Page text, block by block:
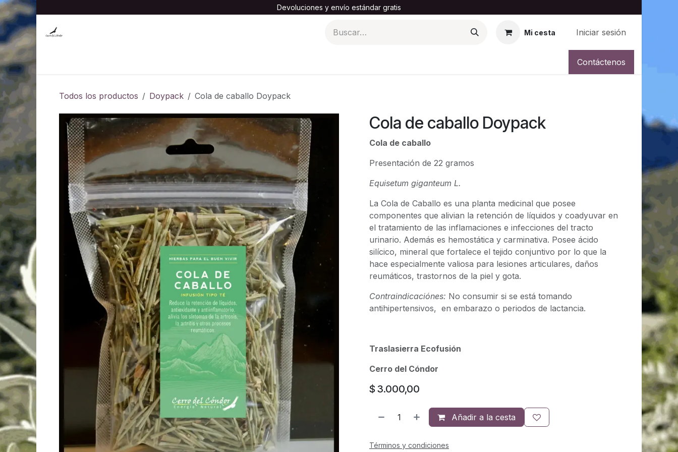
Ir al contenido Devoluciones y envío estándar gratis
Mi cesta Iniciar sesión
Contáctenos
Todos los productos Doypack Cola de caballo Doypack
Cola de caballo Doypack
Cola de caballo
Presentación de 22 gramos
Equisetum giganteum L.
La Cola de Caballo es una planta medicinal que posee
componentes que alivian la retención de líquidos y coadyuvar en
el tratamiento de las inflamaciones e infecciones del tracto
urinario. Además es hemostática y carminativa. Posee ácido
silícico, mineral que fortalece el tejido conjuntivo por lo que la
hace especialmente valiosa para lesiones articulares, daños
reumáticos, trastornos de la piel y gota.
Contraindicaciónes: No consumir si se está tomando
antihipertensivos, en embarazo o periodos de lactancia.
Traslasierra Ecofusión
Cerro del Cóndor
$ 3.000,00
Añadir a la cesta
Términos y condiciones